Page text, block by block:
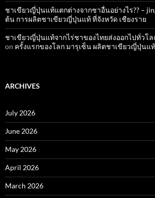
ชาเขียวญี่ปุ่นแท้แตกต่างจากชาอื่นอย่างไร?? –
ต้น การผลิตชาเขียวญี่ปุ่นแท้ ที่จังหวัด เชียงราย
ชาเขียวญี่ปุ่นแท้จากไร่ชาของไทยส่งออกไปทั่วโ
on ครั้งแรกของโลก มารุเซ็น ผลิตชาเขียวญี่ปุ่นแ
ARCHIVES
July 2026
June 2026
May 2026
April 2026
March 2026